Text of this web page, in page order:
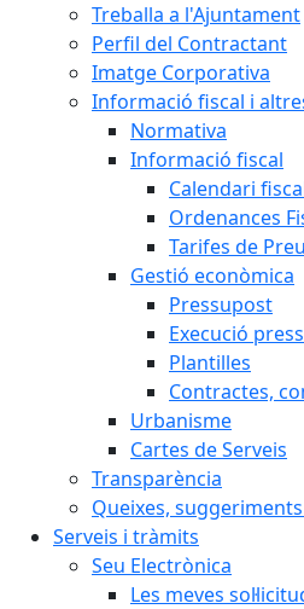
Treballa a l'Ajuntament
Perfil del Contractant
Imatge Corporativa
Informació fiscal i
Normativa
Informació fiscal
Calendari
Ordenances
Tarifes de
Gestió econòmica
Pressupost
Execució
Plantilles
Contractes,
Urbanisme
Cartes de Serveis
Transparència
Queixes,
Serveis i tràmits
Seu Electrònica
Les meves